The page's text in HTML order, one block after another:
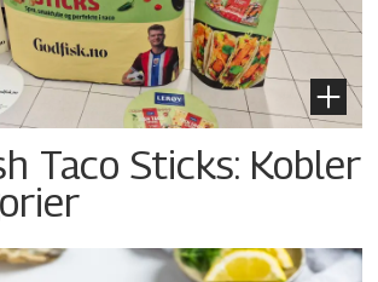
Taco Sticks: Kobler